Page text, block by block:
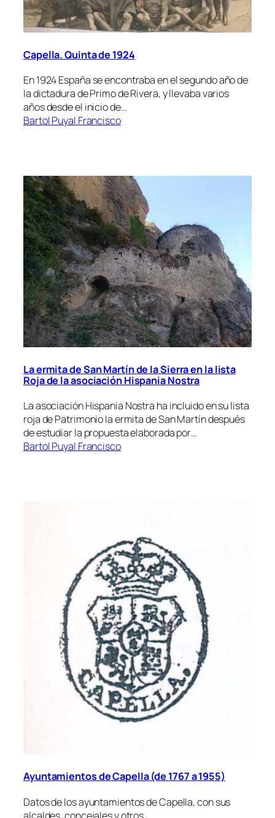
Capella. Quinta de 1924
En 1924 España se encontraba en el segundo año de
la dictadura de Primo de Rivera, y llevaba varios
años desde el inicio de…
Bartol Puyal Francisco
La ermita de San Martín de la Sierra en la lista
Roja de la asociación Hispania Nostra
La asociación Hispania Nostra ha incluido en su lista
roja de Patrimonio la ermita de San Martín después
de estudiar la propuesta elaborada por…
Bartol Puyal Francisco
Ayuntamientos de Capella (de 1767 a 1955)
Datos de los ayuntamientos de Capella, con sus